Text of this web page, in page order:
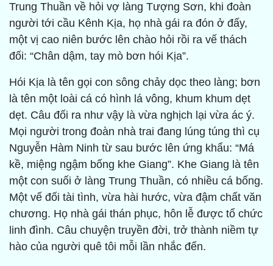
Trung Thuần về hỏi vợ làng Tượng Sơn, khi đoàn
người tới cầu Kênh Kịa, họ nhà gái ra đón ở đấy,
một vị cao niên bước lên chào hỏi rồi ra vế thách
đối: “Chân dậm, tay mò bơn hói Kịa”.
Hói Kịa là tên gọi con sông chảy dọc theo làng; bơn
là tên một loài cá có hình lá vông, khum khum dẹt
dẹt. Câu đối ra như vậy là vừa nghịch lại vừa ác ý.
Mọi người trong đoàn nhà trai đang lúng túng thì cụ
Nguyễn Hàm Ninh từ sau bước lên ứng khẩu: “Má
kề, miệng ngậm bống khe Giang”. Khe Giang là tên
một con suối ở làng Trung Thuần, có nhiều cá bống.
Một vế đối tài tình, vừa hài hước, vừa đậm chất văn
chương. Họ nhà gái thán phục, hôn lễ được tổ chức
linh đình. Câu chuyện truyền đời, trở thành niềm tự
hào của người quê tôi mỗi lần nhắc đến.